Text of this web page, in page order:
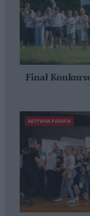
Finał
AKTYWNA PARAFIA